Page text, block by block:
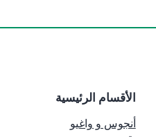
الأقسام الرئيسية
أنجوس و واغيو